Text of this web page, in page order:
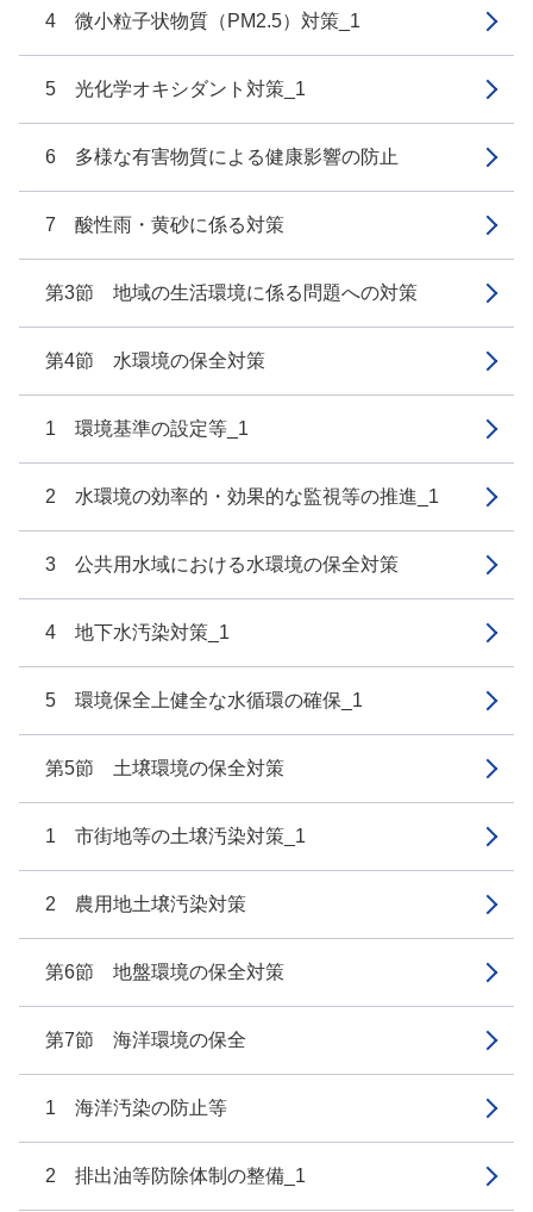
4 微小粒子状物質（PM2.5）対策_1
5 光化学オキシダント対策_1
6 多様な有害物質による健康影響の防止
7 酸性雨・黄砂に係る対策
第3節 地域の生活環境に係る問題への対策
第4節 水環境の保全対策
1 環境基準の設定等_1
2 水環境の効率的・効果的な監視等の推進_1
3 公共用水域における水環境の保全対策
4 地下水汚染対策_1
5 環境保全上健全な水循環の確保_1
第5節 土壌環境の保全対策
1 市街地等の土壌汚染対策_1
2 農用地土壌汚染対策
第6節 地盤環境の保全対策
第7節 海洋環境の保全
1 海洋汚染の防止等
2 排出油等防除体制の整備_1